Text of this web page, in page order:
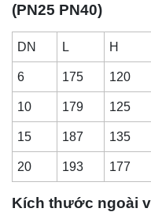
(PN25 PN40)
DN L H
6 175 120
10 179 125
15 187 135
20 193 177
Kích thước ngoài